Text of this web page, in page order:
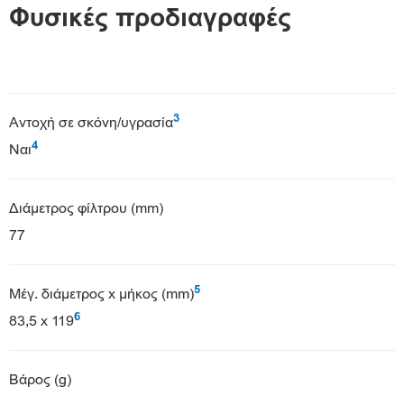
Φυσικές προδιαγραφές
Αντοχή σε σκόνη/υγρασία3
Ναι4
Διάμετρος φίλτρου (mm)
77
Μέγ. διάμετρος x μήκος (mm)5
83,5 x 1196
Βάρος (g)